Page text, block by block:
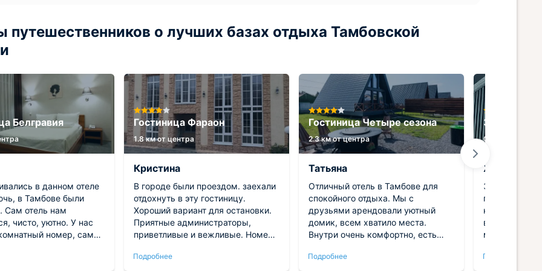
путешественников о лучших базах отдыха Тамбовской
Белгравия
в данном отеле
в Тамбове были
Сам отель нам
чисто, уютно. У нас
номер, сам
белье чистое,
Гостиница Фараон
1.8 км от центра
Кристина
В городе были проездом. заехали
отдохнуть в эту гостиницу.
Хороший вариант для остановки.
Приятные администраторы,
приветливые и вежливые. Номер
порядок. Спалось отлично, соседи
Подробнее
Гостиница Четыре сезона
2.3 км от центра
Татьяна
Отличный отель в Тамбове для
спокойного отдыха. Мы с
друзьями арендовали уютный
домик, всем хватило места.
Внутри очень комфортно, есть
кухонная техника. Территория
Подробнее
0.3 км от
Жанна
Загородный
понравился.
комфортного
всё
минусов во
уютно.
Подробнее